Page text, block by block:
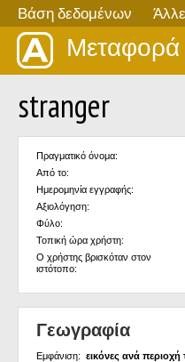
Βάση δεδομένων
Μεταφορά
stranger
Πραγματικό όνομα:
Από το:
Ημερομηνία εγγραφής:
Αξιολόγηση:
Φύλο:
Τοπική ώρα χρήστη:
Ο χρήστης βρισκόταν στον
ιστότοπο:
Γεωγραφία
Εμφάνιση: εικόνες ανά